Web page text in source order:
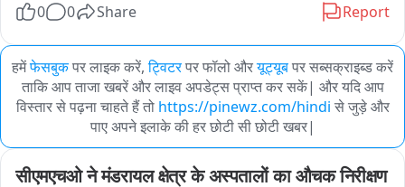
0
0 Share Report
हमेंफेसबुकपर लाइक करें, ट्विटरपर फॉलो औरयूट्यूबपर सब्सक्राइब्ड करें
ताकि आप ताजा खबरें और लाइव अपडेट्स प्राप्त कर सकें| और यदि आप
विस्तार से पढ़ना चाहते हैं तो https://pinewz.com/hindi से जुड़े और
पाए अपने इलाके की हर छोटी सी छोटी खबर|
सीएमएचओ ने मंडरायल क्षेत्र के अस्पतालों का औचक निरीक्षण